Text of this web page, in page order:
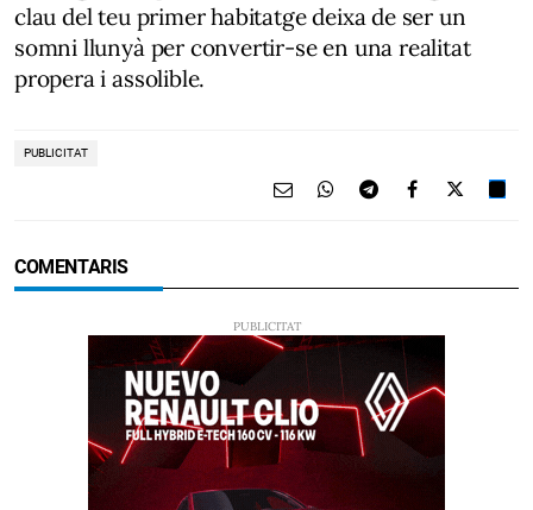
clau del teu primer habitatge deixa de ser un
somni llunyà per convertir-se en una realitat
propera i assolible.
PUBLICITAT
COMENTARIS